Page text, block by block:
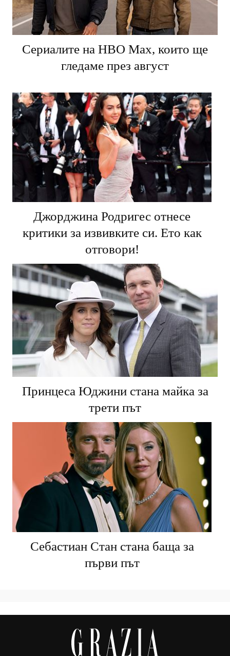
Сериалите на HBO Max, които ще
гледаме през август
Джорджина Родригес отнесе
критики за извивките си. Ето как
отговори!
Принцеса Юджини стана майка за
трети път
Себастиан Стан стана баща за
първи път